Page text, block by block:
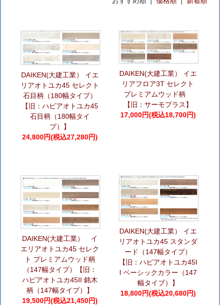
DAIKEN(大建工業） イエ
リアオトユカ45 セレクト
石目柄（180幅タイプ）
【旧：ハピアオトユカ45
石目柄（180幅タイ
プ）】
24,800円(税込27,280円)
DAIKEN(大建工業） イエ
リアフロア3T セレクト
プレミアムウッド柄
【旧：サーモプラス】
17,000円(税込18,700円)
DAIKEN(大建工業） イ
エリアオトユカ45 セレク
ト プレミアムウッド柄
（147幅タイプ）【旧：
ハピアオトユカ45II 銘木
柄（147幅タイプ）】
19,500円(税込21,450円)
DAIKEN(大建工業） イエ
リアオトユカ45 スタンダ
ード（147幅タイプ）
【旧：ハピアオトユカ45I
I ベーシックカラー（147
幅タイプ）】
18,800円(税込20,680円)